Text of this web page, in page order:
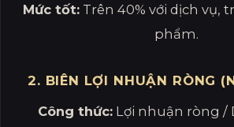
Mức tốt:Trên 40% với dịch vụ,
phẩm.
2. BIÊN LỢI NHUẬN RÒNG
Công thức: Lợi nhuận ròng /